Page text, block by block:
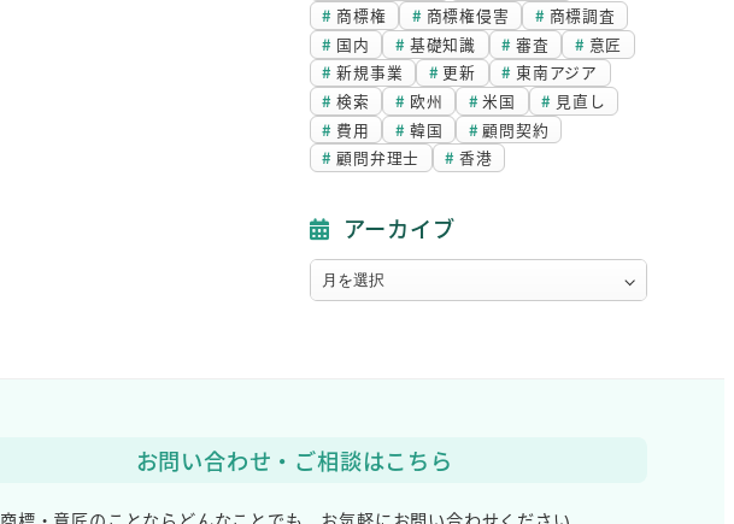
商標権
商標権侵害
商標調査
国内
基礎知識 審査
意匠
新規事業
更新
東南アジア
検索
欧州 米国
見直し
費用
韓国
顧問契約
顧問弁理士
香港
アーカイブ
ア
ー
お問い合わせ・ご相談はこちら